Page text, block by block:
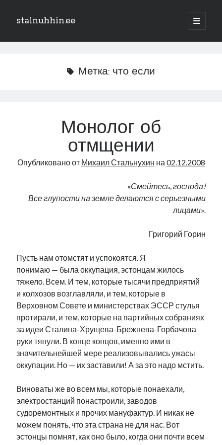
stalnuhhin.ee
отрыть
Боковая
Книга
Обзор прессы
Эстония и Россия
Метки
radio narva takinada андрус ансип
ансиппиада безработица видео война
в поисках здравого смысла выборы высказывание
кая каллас книга маська нарва
образование обучение эстонскому
парламент поводырь
подкаст потеряны данные пресса программа
Метка: что если
Монолог об
отмщении
Опубликовано от Михаил Стальнухин на 02.12.2008
«Смейтесь, господа!
Все глупости на земле делаются с серьезными
лицами».
Григорий Горин
Пусть нам отомстят и успокоятся. Я
понимаю — была оккупация, эстонцам жилось
тяжело. Всем. И тем, которые тысячи предприятий
и колхозов возглавляли, и тем, которые в
Верховном Совете и министерствах ЭССР стулья
протирали, и тем, которые на партийных собраниях
за идеи Сталина-Хрущева-Брежнева-Горбачова
руки тянули. В конце концов, именно ими в
значительнейшей мере реализовывались ужасы
оккупации. Но — их заставили! А за это надо мстить.
Виноваты же во всем мы, которые понаехали,
электростанций понастроили, заводов
судоремонтных и прочих мануфактур. И никак не
можем понять, что эта страна не для нас. Вот
эстонцы помнят, как оно было, когда они почти всем